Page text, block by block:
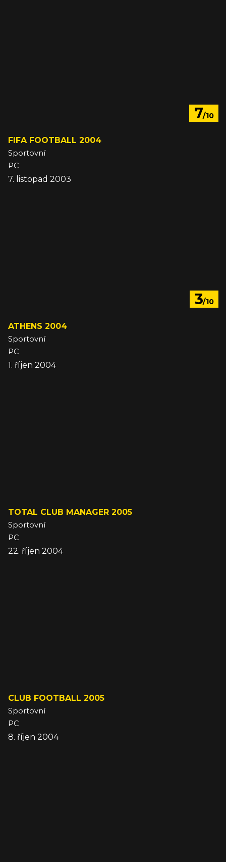
7/10
FIFA FOOTBALL 2004
Sportovní
PC
7. listopad 2003
3/10
ATHENS 2004
Sportovní
PC
1. říjen 2004
TOTAL CLUB MANAGER 2005
Sportovní
PC
22. říjen 2004
CLUB FOOTBALL 2005
Sportovní
PC
8. říjen 2004